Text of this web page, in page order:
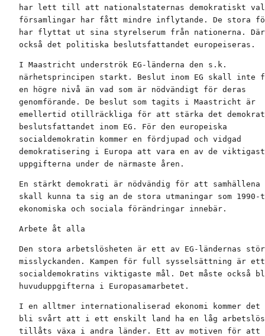
har lett till att nationalstaternas demokratiskt
församlingar har fått mindre inflytande. De stora
har flyttat ut sina styrelserum från nationerna.
också det politiska beslutsfattandet europeiseras.
I Maastricht underströk EG-länderna den s.k.
närhetsprincipen starkt. Beslut inom EG skall inte
en högre nivå än vad som är nödvändigt för deras
genomförande. De beslut som tagits i Maastricht är
emellertid otillräckliga för att stärka det
beslutsfattandet inom EG. För den europeiska
socialdemokratin kommer en fördjupad och vidgad
demokratisering i Europa att vara en av de
uppgifterna under de närmaste åren.
En stärkt demokrati är nödvändig för att samhällena
skall kunna ta sig an de stora utmaningar som
ekonomiska och sociala förändringar innebär.
Arbete åt alla
Den stora arbetslösheten är ett av EG-ländernas
misslyckanden. Kampen för full sysselsättning är
socialdemokratins viktigaste mål. Det måste också
huvuduppgifterna i Europasamarbetet.
I en alltmer internationaliserad ekonomi kommer
bli svårt att i ett enskilt land ha en låg
tillåts växa i andra länder. Ett av motiven för att